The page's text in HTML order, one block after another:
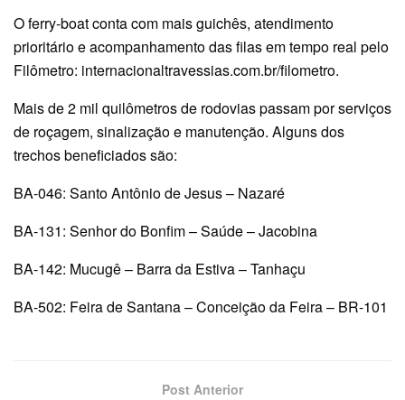
O ferry-boat conta com mais guichês, atendimento
prioritário e acompanhamento das filas em tempo real pelo
Filômetro: internacionaltravessias.com.br/filometro.
Mais de 2 mil quilômetros de rodovias passam por serviços
de roçagem, sinalização e manutenção. Alguns dos
trechos beneficiados são:
BA-046: Santo Antônio de Jesus – Nazaré
BA-131: Senhor do Bonfim – Saúde – Jacobina
BA-142: Mucugê – Barra da Estiva – Tanhaçu
BA-502: Feira de Santana – Conceição da Feira – BR-101
Post Anterior